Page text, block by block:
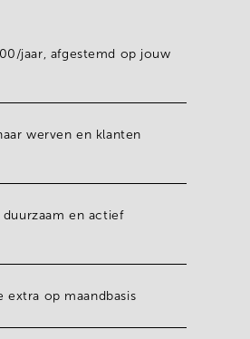
jaar, afgestemd op jouw
werven en klanten
en actief
op maandbasis